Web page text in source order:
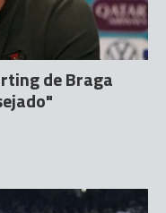
de Braga